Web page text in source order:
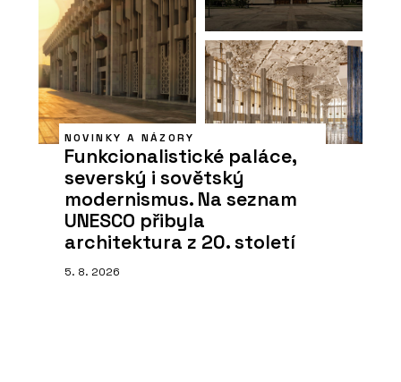
NOVINKY A NÁZORY
Funkcionalistické paláce,
severský i sovětský
modernismus. Na seznam
UNESCO přibyla
architektura z 20. století
5. 8. 2026